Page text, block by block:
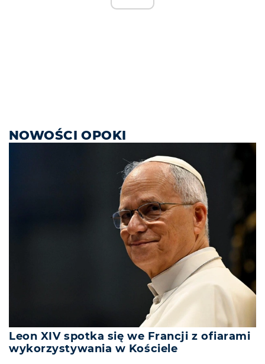
NOWOŚCI OPOKI
Leon XIV spotka się we Francji z ofiarami
wykorzystywania w Kościele